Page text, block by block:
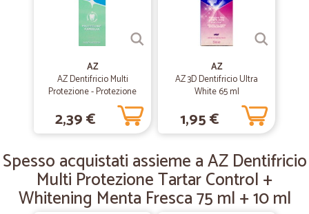
Servizio eccellente e prodotti freschissimi.
Sempre top
Servizio perfetto
—Paolo B.
Complessivamente soddisfatto della…
Complessivamente soddisfatto della spedizione. Circa la qualità della
merce spedita, avrei qualche riserva sulla qualità della pasta all'aglio
in tubetti. Sinceramente mi aspettavo che il sapore fosse assai più
AZ
AZ Dentifricio Multi
Protezione - Protezione
Famiglia Menta Fresca 75
ml + 10 ml
2,39 €
AZ
AZ 3D Dentifricio Ultra
White 65 ml
1,95 €
Spesso acquistati assieme a AZ Dentifricio
Multi Protezione Tartar Control +
Whitening Menta Fresca 75 ml + 10 ml